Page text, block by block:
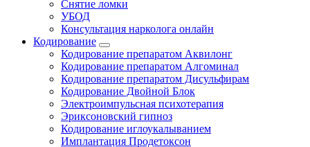
Снятие ломки
УБОД
Консультация нарколога онлайн
Кодирование
Кодирование препаратом Аквилонг
Кодирование препаратом Алгоминал
Кодирование препаратом Дисульфирам
Кодирование Двойной Блок
Электроимпульсная психотерапия
Эриксоновский гипноз
Кодирование иглоукалыванием
Имплантация Продетоксон